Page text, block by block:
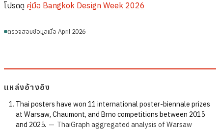
โปรดดู คู่มือ Bangkok Design Week 2026
ตรวจสอบข้อมูลเมื่อ April 2026
แหล่งอ้างอิง
Thai posters have won 11 international poster-biennale prizes
at Warsaw, Chaumont, and Brno competitions between 2015
and 2025. — ThaiGraph aggregated analysis of Warsaw